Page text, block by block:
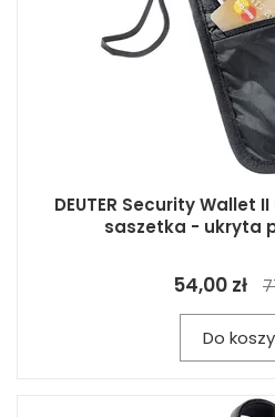
DEUTER Security Wallet
saszetka - ukryta
54,00 zł
Do